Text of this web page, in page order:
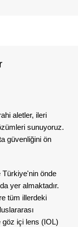
aletler, ileri
sunuyoruz.
güvenliğini ön
Türkiye'nin önde
yer almaktadır.
tüm illerdeki
içi lens (IOL)